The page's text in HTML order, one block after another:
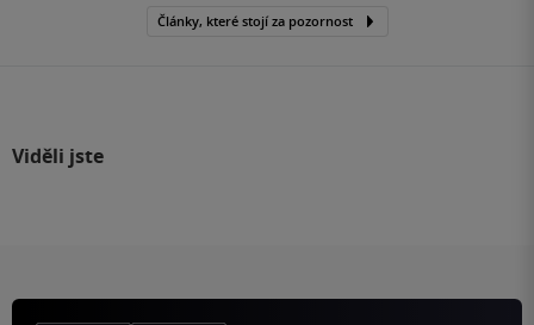
Články, které stojí za pozornost
Viděli jste